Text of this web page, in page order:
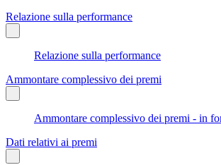
Relazione sulla performance
Relazione sulla performance
Ammontare complessivo dei premi
Ammontare complessivo dei premi - in
Dati relativi ai premi